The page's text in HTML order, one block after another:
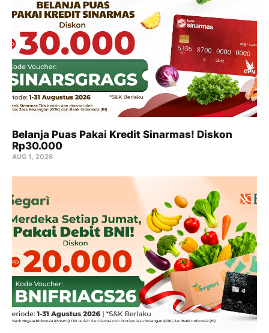
Belanja Puas Pakai Kredit Sinarmas! Diskon
Rp30.000
AUG 1, 2026